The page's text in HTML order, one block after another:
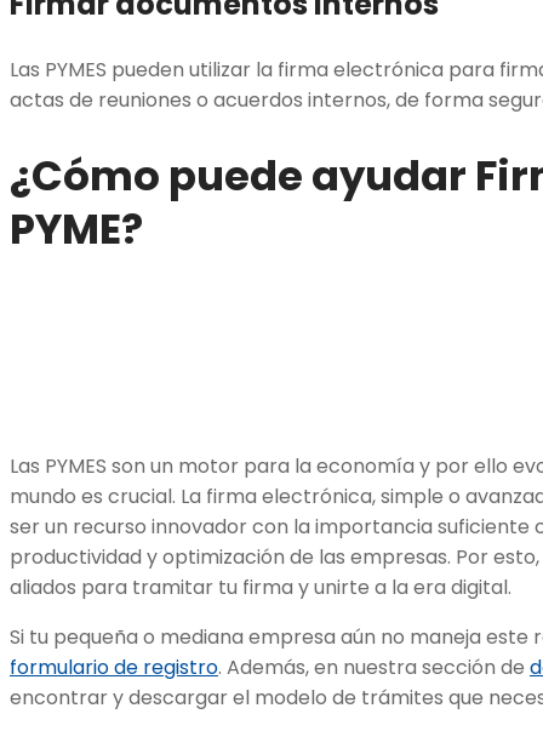
Las PYMES pueden utilizar la firma electrónica para
actas de reuniones o acuerdos internos, de forma
¿Cómo puede ayudar
PYME?
Las PYMES son un motor para la economía y por ello
mundo es crucial. La firma electrónica, simple o
ser un recurso innovador con la importancia suficiente
productividad y optimización de las empresas. Por
aliados para tramitar tu firma y unirte a la era digital.
Si tu pequeña o mediana empresa aún no maneja este
formulario de registro. Además, en nuestra sección de
encontrar y descargar el modelo de trámites que